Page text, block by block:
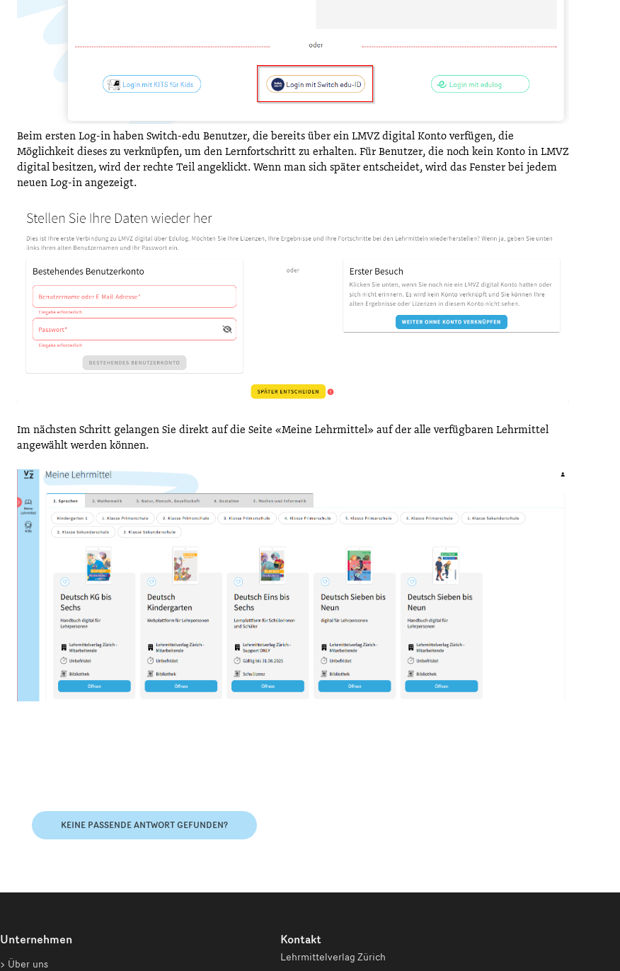
Beim ersten Log-in haben Switch-edu Benutzer, die bereits über ein LMVZ digital Konto verfügen, die
Möglichkeit dieses zu verknüpfen, um den Lernfortschritt zu erhalten. Für Benutzer, die noch kein Konto in LMVZ
digital besitzen, wird der rechte Teil angeklickt. Wenn man sich später entscheidet, wird das Fenster bei jedem
neuen Log-in angezeigt.
Im nächsten Schritt gelangen Sie direkt auf die Seite «Meine Lehrmittel» auf der alle verfügbaren Lehrmittel
angewählt werden können.
KEINE PASSENDE ANTWORT GEFUNDEN?
Unternehmen
Über uns
Kontakt
Lehrmittelverlag Zürich